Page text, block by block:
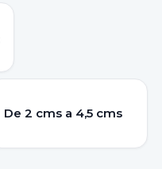
De 2 cms a 4,5 cms